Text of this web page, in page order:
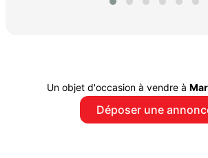
Un objet d'occasion à vendre à
Déposer une